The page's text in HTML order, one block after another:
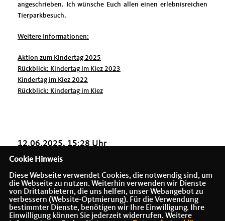
angeschrieben. Ich wünsche Euch allen einen erlebnisreichen
Tierparkbesuch.
Weitere Informationen:
Aktion zum Kindertag 2025
Rückblick: Kindertag im Kiez 2023
Kindertag im Kiez 2022
Rückblick: Kindertag im Kiez
12.06.2025, 15:28 Uhr
Cookie Hinweis
Diese Webseite verwendet Cookies, die notwendig sind, um
die Webseite zu nutzen. Weiterhin verwenden wir Dienste
von Drittanbietern, die uns helfen, unser Webangebot zu
verbessern (Website-Optmierung). Für die Verwendung
bestimmter Dienste, benötigen wir Ihre Einwilligung. Ihre
Einwilligung können Sie jederzeit widerrufen. Weitere